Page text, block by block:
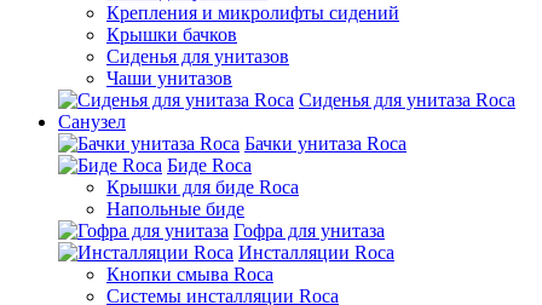
Крепления и микролифты сидений
Крышки бачков
Сиденья для унитазов
Чаши унитазов
Сиденья для унитаза Roca
Санузел
Бачки унитаза Roca
Биде Roca
Крышки для биде Roca
Напольные биде
Гофра для унитаза
Инсталляции Roca
Кнопки смыва Roca
Системы инсталляции Roca